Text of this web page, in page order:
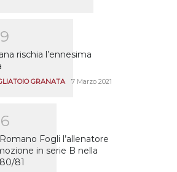
9
rischia l’ennesima
GRANATA 7 Marzo 2021
6
Fogli l’allenatore
in serie B nella
81